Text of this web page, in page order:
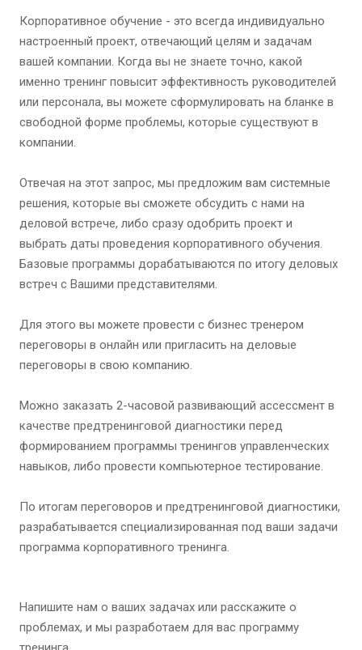
Корпоративное обучение - это всегда индивидуально
настроенный проект, отвечающий целям и задачам
вашей компании. Когда вы не знаете точно, какой
именно тренинг повысит эффективность руководителей
или персонала, вы можете сформулировать на бланке в
свободной форме проблемы, которые существуют в
компании.
Отвечая на этот запрос, мы предложим вам системные
решения, которые вы сможете обсудить с нами на
деловой встрече, либо сразу одобрить проект и
выбрать даты проведения корпоративного обучения.
Базовые программы дорабатываются по итогу деловых
встреч с Вашими представителями.
Для этого вы можете провести с бизнес тренером
переговоры в онлайн или пригласить на деловые
переговоры в свою компанию.
Можно заказать 2-часовой развивающий ассессмент в
качестве предтренинговой диагностики перед
формированием программы тренингов управленческих
навыков, либо провести компьютерное тестирование.
По итогам переговоров и предтренинговой диагностики,
разрабатывается специализированная под ваши задачи
программа корпоративного тренинга.
Напишите нам о ваших задачах или расскажите о
проблемах, и мы разработаем для вас программу